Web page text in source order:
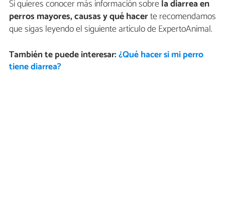
Si quieres conocer más información sobrela diarrea en
perros mayores, causas y qué hacerte recomendamos
que sigas leyendo el siguiente artículo de ExpertoAnimal.
También te puede interesar:¿Qué hacer si mi perro
tiene diarrea?